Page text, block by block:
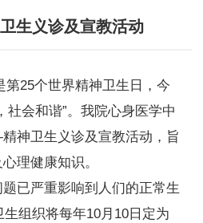
生义诊及宣教活动
25个世界精神卫生日，今
社会和谐”。我院心身医学中
神卫生义诊及宣教活动，旨
理健康知识。
严重影响到人们的正常生
组织将每年10月10日定为